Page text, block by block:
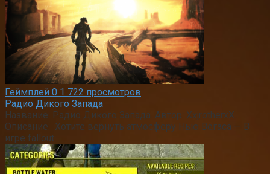
Геймплей 0 1 722 просмотров
Радио Дикого Запада
Название: Радио Дикого Запада. Автор: XxjrotherxX .
Описание: Хотите вернуть атмосферу Нью Вегаса — В
игре fallout